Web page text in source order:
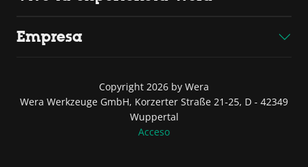
Empresa
Copyright 2026 by Wera
Wera Werkzeuge GmbH, Korzerter Straße 21-25, D - 42349
Wuppertal
Acceso